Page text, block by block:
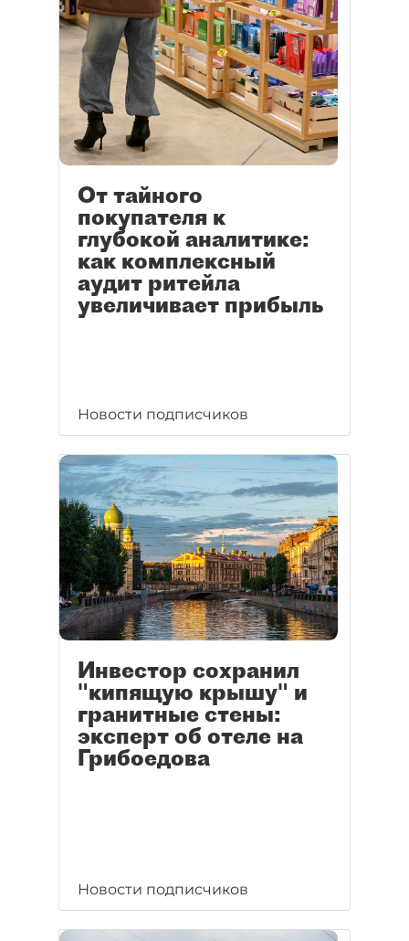
От тайного
покупателя к
глубокой аналитике:
как комплексный
аудит ритейла
увеличивает прибыль
Новости подписчиков
Инвестор сохранил
"кипящую крышу" и
гранитные стены:
эксперт об отеле на
Грибоедова
Новости подписчиков